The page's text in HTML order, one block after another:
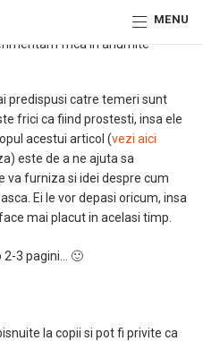
MENU
frica in anumite
predispusi catre temeri sunt
frici ca fiind prostesti, insa ele
acestui articol (vezi aici
este de a ne ajuta sa
va furniza si idei despre cum
Ei le vor depasi oricum, insa
mai placut in acelasi timp.
2-3 pagini… 🙂
la copii si pot fi privite ca